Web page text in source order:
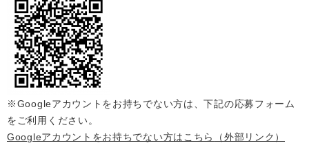
※Googleアカウントをお持ちでない方は、下記の応募フォーム
をご利用ください。
Googleアカウントをお持ちでない方はこちら
（外部リンク）